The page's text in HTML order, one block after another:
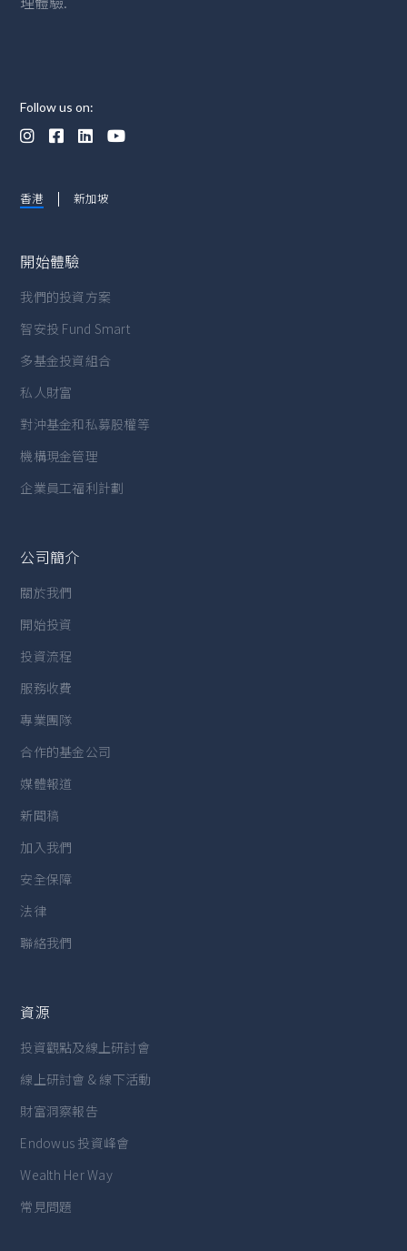
Follow us on:
   
香港 新加坡
開始體驗
我們的投資方案
智安投 Fund Smart
多基金投資組合
私人財富
對沖基金和私募股權等
機構現金管理
企業員工福利計劃
公司簡介
關於我們
開始投資
投資流程
服務收費
專業團隊
合作的基金公司
媒體報道
新聞稿
加入我們
安全保障
法律
聯絡我們
資源
投資觀點及線上研討會
線上研討會 & 線下活動
財富洞察報告
Endowus 投資峰會
Wealth Her Way
常見問題